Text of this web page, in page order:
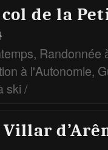
de la
, Randonnée
à l'Autonomie,
ski /
Villar